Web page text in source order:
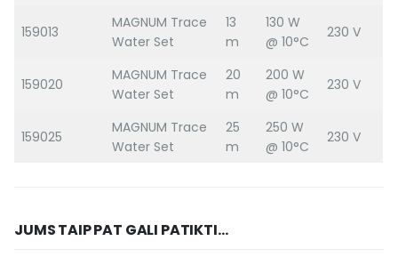
159013
MAGNUM Trace
Water Set
13
m
130 W
@ 10°C
230 V
159020
MAGNUM Trace
Water Set
20
m
200 W
@ 10°C
230 V
159025
MAGNUM Trace
Water Set
25
m
250 W
@ 10°C
230 V
JUMS TAIP PAT GALI PATIKTI...